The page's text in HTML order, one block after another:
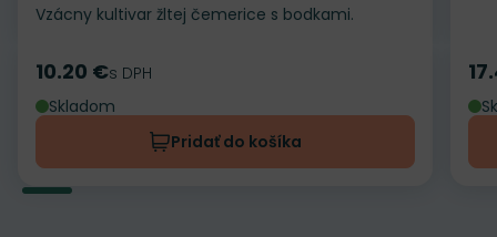
Vzácny kultivar žltej čemerice s bodkami.
Cena
10.20 €s DPH
Skladom
Pridať do košíka